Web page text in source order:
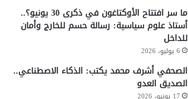
ما سر افتتاح الأوكتاغون في ذكرى 30 يونيو؟..
أستاذ علوم سياسية: رسالة حسم للخارج وأمان
للداخل
6 يوليو، 2026
الصحفي أشرف محمد يكتب: الذكاء الاصطناعي..
الصديق العدو
17 يونيو، 2026